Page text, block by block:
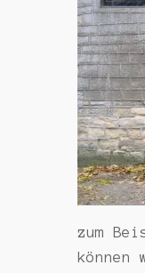
zum
können